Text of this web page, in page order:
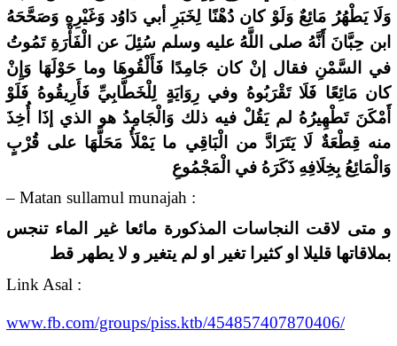
وَلَا يَطْهُرُ مَائِعٌ وَلَوْ كان دُهْنًا لِخَبَرِ أبي دَاوُد وَغَيْرِهِ وَصَحَّحَهُ
ابن حِبَّانَ أَنَّهُ صلى اللَّهُ عليه وسلم سُئِلَعن الْفَأْرَةِ تَمُوتُ
في السَّمْنِ فقال إنْ كان جَامِدًا فَأَلْقُوهَا وما حَوْلَهَا وَإِنْ
كان مَائِعًا فَلَا تَقْرَبُوهُ وفي رِوَايَةٍ لِلْخَطَّابِيِّ فَأَرِيقُوهُ فَلَوْ
أَمْكَنَ تَطْهِيرُهُ لم يَقُلْ فيه ذلك وَالْجَامِدُ هو الذي إذَا أُخِذَ
منه قِطْعَةٌ لَا يَتَرَادَّ من الْبَاقِي ما يَمْلَأُ مَحَلَّهَا على قُرْبٍ
وَالْمَائِعُ بِخِلَافِهِ ذَكَرَهُ في الْمَجْمُوعِ
– Matan sullamul munajah :
و متى لاقت النجاسات المذكورة مائعا غير الماء تنجس
بملاقاتها قليلا او كثيرا تغير او لم يتغير و لا يطهر قط
Link Asal :
www.fb.com/groups/piss.ktb/454857407870406/